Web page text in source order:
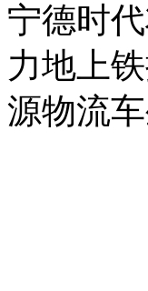
宁德时
力地上
源物流